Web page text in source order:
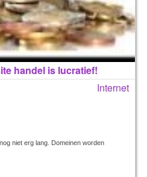
handel is lucratief!
Internet
niet erg lang. Domeinen worden